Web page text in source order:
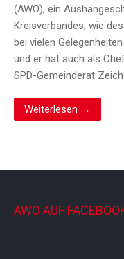
(AWO), ein
Kreisverbandes, wie
bei vielen
und er hat auch als
SPD-Gemeinderat
Weiterlesen →
AWO AUF